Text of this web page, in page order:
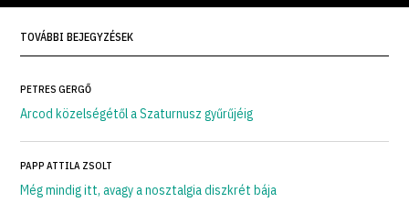
TOVÁBBI BEJEGYZÉSEK
PETRES GERGŐ
Arcod közelségétől a Szaturnusz gyűrűjéig
PAPP ATTILA ZSOLT
Még mindig itt, avagy a nosztalgia diszkrét bája